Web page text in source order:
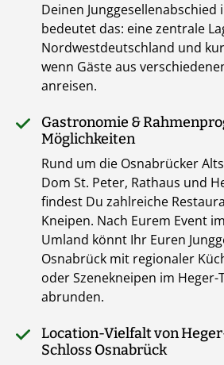
Deinen Junggesellenabschied
bedeutet das: eine zentrale
Nordwestdeutschland und
wenn Gäste aus
anreisen.
Gastronomie &
Möglichkeiten
Rund um die Osnabrücker
Dom St. Peter, Rathaus und
findest Du zahlreiche
Kneipen. Nach Eurem Event
Umland könnt Ihr Euren
Osnabrück mit regionaler
oder Szenekneipen im
abrunden.
Location-Vielfalt von
Schloss Osnabrück